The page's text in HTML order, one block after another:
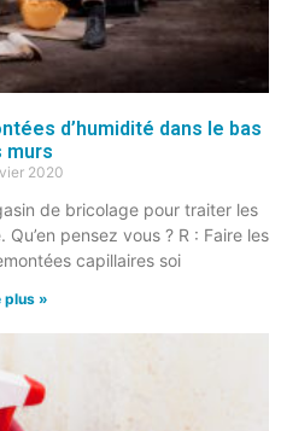
d’humidité dans le bas
murs
2020
de bricolage pour traiter les
pensez vous ? R : Faire les
capillaires soi
plus »